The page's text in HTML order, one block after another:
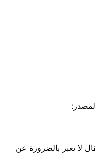
لا تعبر بالضرورة عن